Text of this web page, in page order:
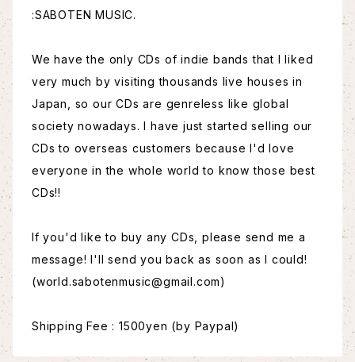
:SABOTEN MUSIC.
We have the only CDs of indie bands that I liked
very much by visiting thousands live houses in
Japan, so our CDs are genreless like global
society nowadays. I have just started selling our
CDs to overseas customers because I'd love
everyone in the whole world to know those best
CDs!!
If you'd like to buy any CDs, please send me a
message! I'll send you back as soon as I could!
(world.sabotenmusic@gmail.com)
Shipping Fee : 1500yen (by Paypal)